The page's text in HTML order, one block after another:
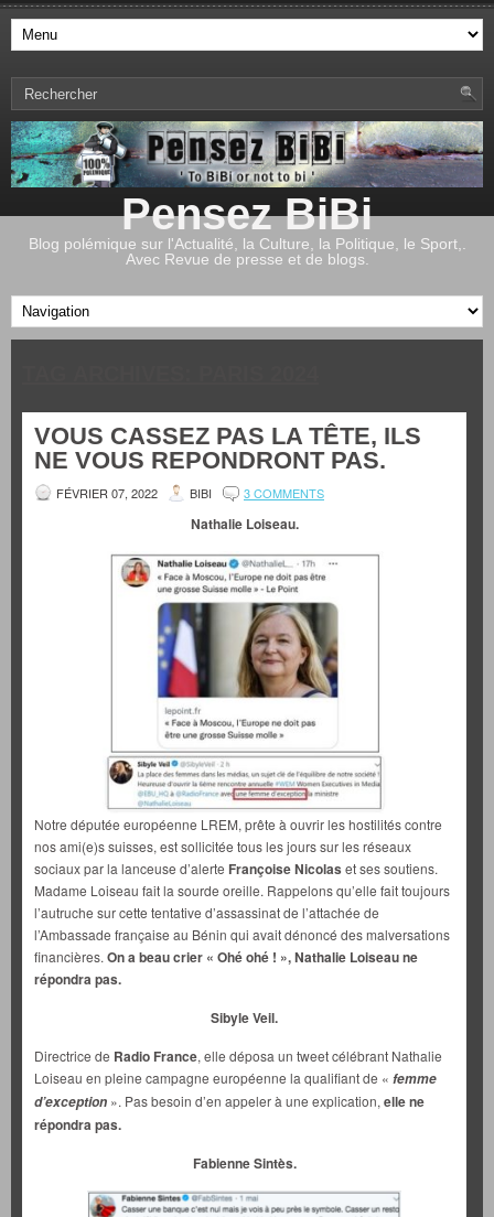
Pensez BiBi
Blog polémique sur l'Actualité, la Culture, la Politique, le Sport,.
Avec Revue de presse et de blogs.
VOUS CASSEZ PAS LA TÊTE, ILS
NE VOUS REPONDRONT PAS.
FÉVRIER 07, 2022 BIBI 3 COMMENTS
Nathalie Loiseau.
Notre députée européenne LREM, prête à ouvrir les hostilités contre
nos ami(e)s suisses, est sollicitée tous les jours sur les réseaux
sociaux par la lanceuse d’alerte Françoise Nicolas et ses soutiens.
Madame Loiseau fait la sourde oreille. Rappelons qu’elle fait toujours
l’autruche sur cette tentative d’assassinat de l’attachée de
l’Ambassade française au Bénin qui avait dénoncé des malversations
financières. On a beau crier « Ohé ohé ! », Nathalie Loiseau ne
répondra pas.
Sibyle Veil.
Directrice de Radio France, elle déposa un tweet célébrant Nathalie
Loiseau en pleine campagne européenne la qualifiant de « femme
d’exception ». Pas besoin d’en appeler à une explication, elle ne
répondra pas.
Fabienne Sintès.